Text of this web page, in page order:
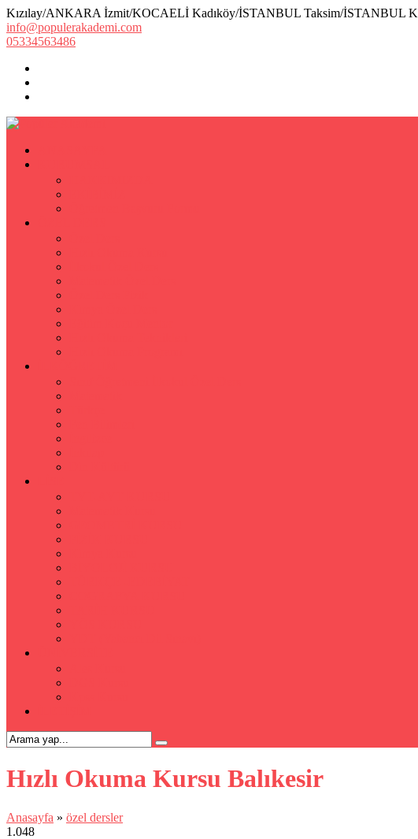
Kızılay/ANKARA İzmit/KOCAELİ Kadıköy/İSTANBUL Taksim/İSTANBUL
info@populerakademi.com
05334563486
Hızlı Okuma Kursu Balıkesir
Anasayfa » özel dersler
1.048